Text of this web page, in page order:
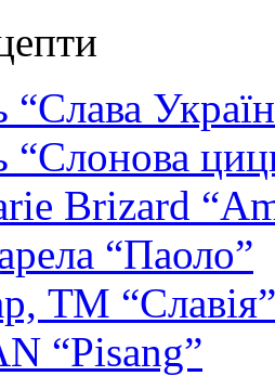
“Слава
“Слонова
Brizard
“Паоло”
ТМ “Славія”
“Pisang”